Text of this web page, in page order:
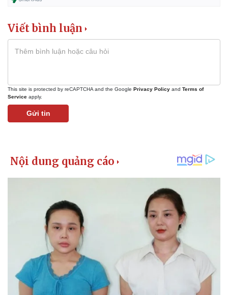
Viết bình luận
This site is protected by reCAPTCHA and the Google Privacy Policy and Terms of
Service apply.
Gửi tin